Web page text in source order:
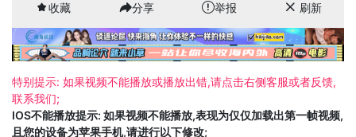
收藏 分享 举报 刷新
特别提示: 如果视频不能播放或播放出错,请点击右侧客服或者反馈,
联系我们;
IOS不能播放提示: 如果视频不能播放,表现为仅仅加载出第一帧视频,
且您的设备为苹果手机,请进行以下修改;